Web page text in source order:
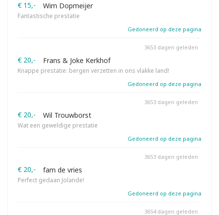
€ 15,- Wim Dopmeijer
Fantastische prestatie
Gedoneerd op deze pagina
€ 20,- Frans & Joke Kerkhof
Knappe prestatie: bergen verzetten in ons vlakke land!
3653 dagen geleden
Gedoneerd op deze pagina
€ 20,- Wil Trouwborst
Wat een geweldige prestatie
3653 dagen geleden
Gedoneerd op deze pagina
€ 20,- fam de vries
Perfect gedaan Jolande!
3653 dagen geleden
Gedoneerd op deze pagina
3654 dagen geleden